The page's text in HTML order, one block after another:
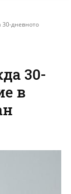
30-дневното
30-
в